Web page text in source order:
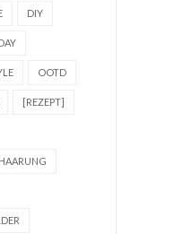
DIY
OOTD
[REZEPT]